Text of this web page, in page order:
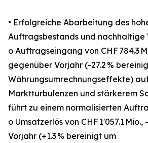
• Erfolgreiche Abarbeitung des
Auftragsbestands und nachhaltige
o Auftragseingang von CHF 784.3
gegenüber Vorjahr (-27.2 %
Währungsumrechnungseffekte)
Marktturbulenzen und stärkerem
führt zu einem normalisierten
o Umsatzerlös von CHF 1'057.1
Vorjahr (+1.3 % bereinigt um